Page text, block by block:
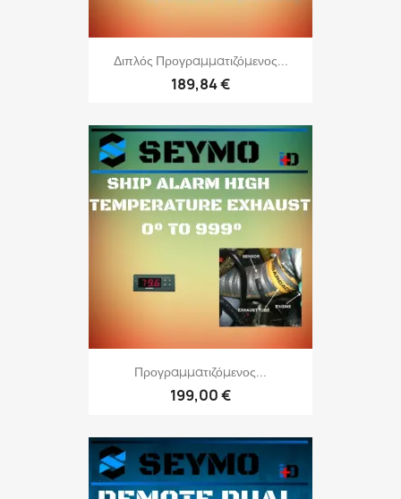
Διπλός Προγραμματιζόμενος...
189,84 €
Προγραμματιζόμενος...
199,00 €